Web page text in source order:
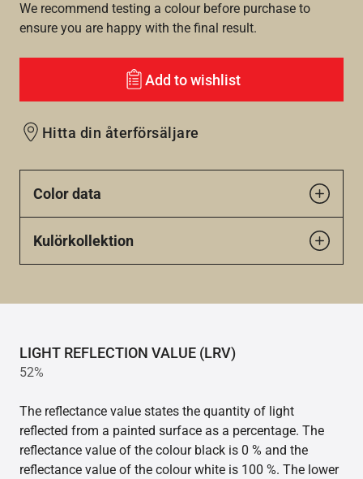
We recommend testing a colour before purchase to
ensure you are happy with the final result.
Add to wishlist
Hitta din återförsäljare
Color data
Kulörkollektion
LIGHT REFLECTION VALUE (LRV)
52%
The reflectance value states the quantity of light
reflected from a painted surface as a percentage. The
reflectance value of the colour black is 0 % and the
reflectance value of the colour white is 100 %. The lower